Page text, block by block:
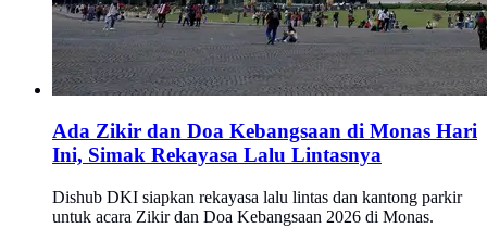
Ada Zikir dan Doa Kebangsaan di Monas Hari
Ini, Simak Rekayasa Lalu Lintasnya
Dishub DKI siapkan rekayasa lalu lintas dan kantong parkir
untuk acara Zikir dan Doa Kebangsaan 2026 di Monas.